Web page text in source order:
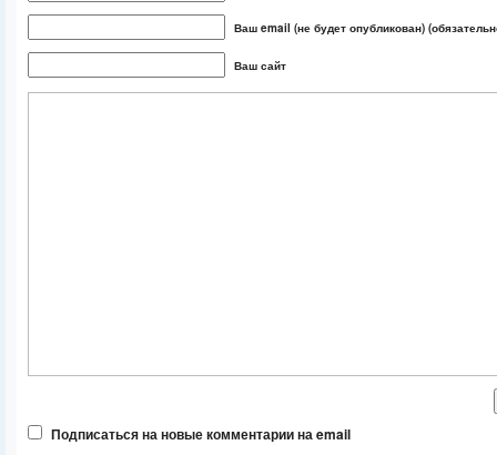
Ваш email (не будет опубликован)
Ваш сайт
Подписаться на новые комментарии на email